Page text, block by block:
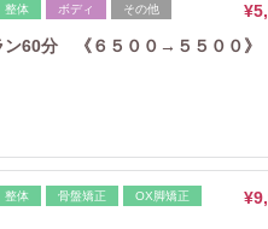
整体 ボディ その他
60分 《６５００→５５００》
整体 骨盤矯正
OX脚矯正